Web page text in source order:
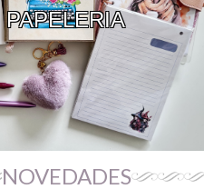
PAPELERIA
NOVEDADES